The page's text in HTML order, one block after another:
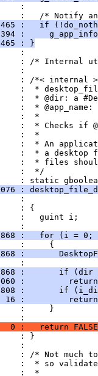
:
:   /* Notify
:   if
:
: }
:
: /* Internal
:
: /*< internal >
:  *
:  * @dir: a
:  * @app_name:
:  *
:  * Checks if
:  *
:  * An
:  * a desktop
:  * files
:  */
: static
:
:
: {
:   guint i;
:
:   for (i = 0;
:     {
:
:
:       if (dir
:
:       if
16 :
:     }
:
0 :   return
: }
:
: /* Not much
:  * so
:  *